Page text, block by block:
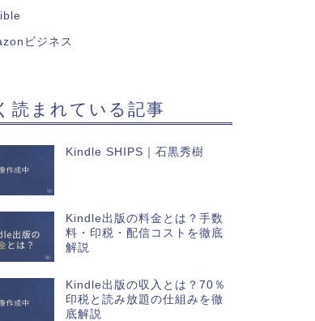
ビジネス
読まれている記事
Kindle SHIPS｜石黒秀樹
Kindle出版の料金とは？手数
料・印税・配信コストを徹底
解説
Kindle出版の収入とは？70％
印税と読み放題の仕組みを徹
底解説